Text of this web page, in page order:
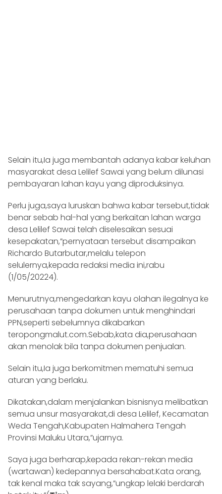
Selain itu,Ia juga membantah adanya kabar keluhan
masyarakat desa Lelilef Sawai yang belum dilunasi
pembayaran lahan kayu yang diproduksinya.
Perlu juga,saya luruskan bahwa kabar tersebut,tidak
benar sebab hal-hal yang berkaitan lahan warga
desa Lelilef Sawai telah diselesaikan sesuai
kesepakatan,”pernyataan tersebut disampaikan
Richardo Butarbutar,melalu telepon
selulernya,kepada redaksi media ini,rabu
(1/05/20224).
Menurutnya,mengedarkan kayu olahan ilegalnya ke
perusahaan tanpa dokumen untuk menghindari
PPN,seperti sebelumnya dikabarkan
teropongmalut.com.Sebab,kata dia,perusahaan
akan menolak bila tanpa dokumen penjualan.
Selain itu,Ia juga berkomitmen mematuhi semua
aturan yang berlaku.
Dikatakan,dalam menjalankan bisnisnya melibatkan
semua unsur masyarakat,di desa Lelilef, Kecamatan
Weda Tengah,Kabupaten Halmahera Tengah
Provinsi Maluku Utara,”ujarnya.
Saya juga berharap,kepada rekan-rekan media
(wartawan) kedepannya bersahabat.Kata orang,
tak kenal maka tak sayang,”ungkap lelaki berdarah